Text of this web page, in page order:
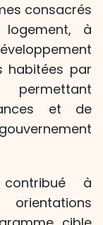
consacrés
à
habitées par
et de
à